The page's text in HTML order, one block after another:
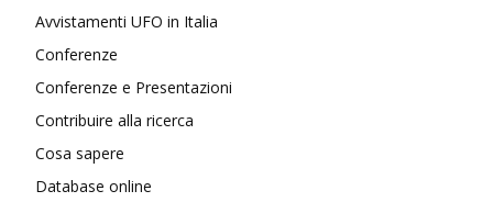
Avvistamenti UFO in Italia
Conferenze
Conferenze e Presentazioni
Contribuire alla ricerca
Cosa sapere
Database online